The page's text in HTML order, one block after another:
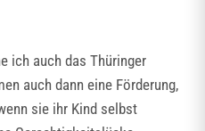
ich auch das Thüringer
auch dann eine Förderung,
sie ihr Kind selbst